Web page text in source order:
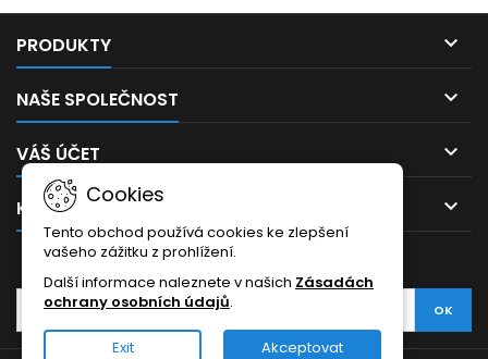
PRODUKTY 
NAŠE SPOLEČNOST 
VÁŠ ÚČET 
KONTAKT 
Cookies
Tento obchod používá cookies ke zlepšení
vašeho zážitku z prohlížení.
Další informace naleznete v našich Zásadách
ochrany osobních údajů.
Exit Akceptovat
ODBĚR NOVINEK